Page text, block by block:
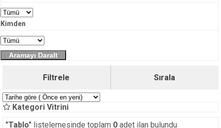
Kimden
Aramayı Daralt
Filtrele Sırala
Kategori Vitrini
"Tablo" listelemesinde toplam 0 adet ilan bulundu